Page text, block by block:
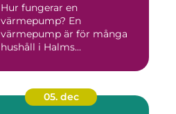
Hur fungerar en
värmepump? En
värmepump är för många
hushåll i Halms...
05. dec